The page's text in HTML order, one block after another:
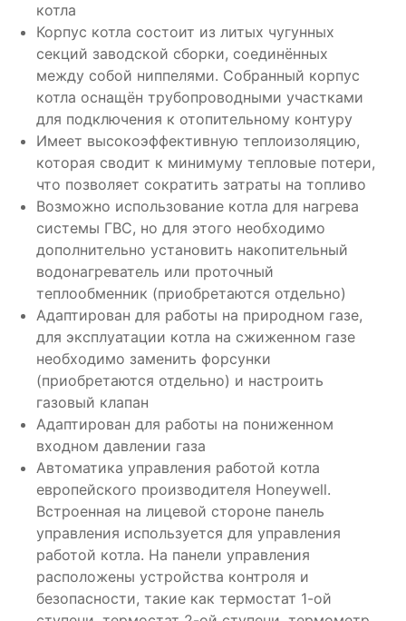
котла
Корпус котла состоит из литых чугунных
секций заводской сборки, соединённых
между собой ниппелями. Собранный корпус
котла оснащён трубопроводными участками
для подключения к отопительному контуру
Имеет высокоэффективную теплоизоляцию,
которая сводит к минимуму тепловые потери,
что позволяет сократить затраты на топливо
Возможно использование котла для нагрева
системы ГВС, но для этого необходимо
дополнительно установить накопительный
водонагреватель или проточный
теплообменник (приобретаются отдельно)
Адаптирован для работы на природном газе,
для эксплуатации котла на сжиженном газе
необходимо заменить форсунки
(приобретаются отдельно) и настроить
газовый клапан
Адаптирован для работы на пониженном
входном давлении газа
Автоматика управления работой котла
европейского производителя Honeywell.
Встроенная на лицевой стороне панель
управления используется для управления
работой котла. На панели управления
расположены устройства контроля и
безопасности, такие как термостат 1-ой